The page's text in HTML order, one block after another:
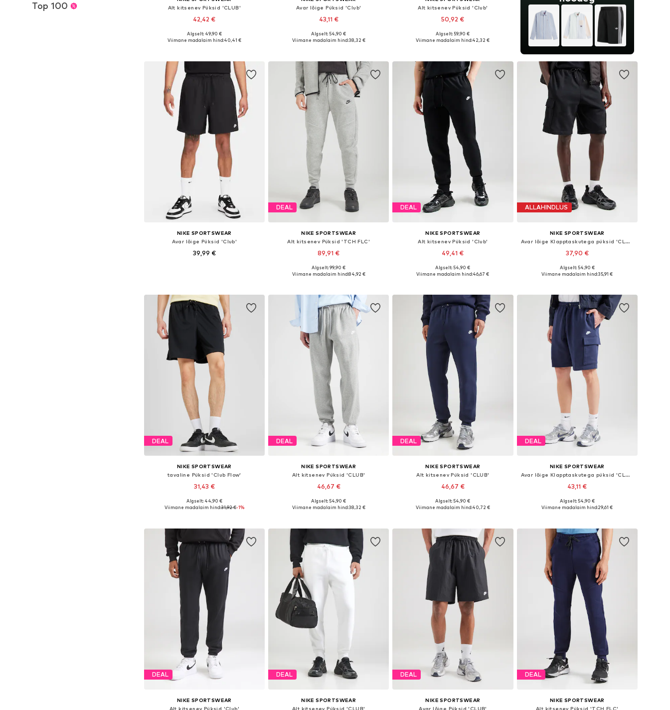
Top 100
Alt kitsenev Püksid 'CLUB'
42,42 €
Saadaval erinevates suurustes
Algselt: 49,90 €
Viimane madalaim hind:40,41 €
Avar lõige Püksid 'Club'
43,11 €
Saadaval erinevates suurustes
Algselt: 54,90 €
Viimane madalaim hind:38,32 €
Alt kitsenev Püksid 'Club'
50,92 €
Saadaval erinevates suurustes
Algselt: 59,90 €
Viimane madalaim hind:42,32 €
NIKE SPORTSWEAR
Avar lõige Püksid 'Club'
39,99 €
DEAL
NIKE SPORTSWEAR
Alt kitsenev Püksid 'TCH FLC'
89,91 €
+ 8
Saadaval erinevates suurustes
Algselt: 99,90 €
Viimane madalaim hind:84,92 €
DEAL
NIKE SPORTSWEAR
Alt kitsenev Püksid 'Club'
49,41 €
+ 6
Saadaval erinevates suurustes
Algselt: 54,90 €
Viimane madalaim hind:46,67 €
ALLAHINDLUS
NIKE SPORTSWEAR
Avar lõige Klapptaskutega püksid 'CLUB'
37,90 €
Saadaval erinevates suurustes
Algselt: 54,90 €
Viimane madalaim hind:35,91 €
DEAL
NIKE SPORTSWEAR
tavaline Püksid 'Club Flow'
31,43 €
Saadaval erinevates suurustes
Algselt: 44,90 €
Viimane madalaim hind:31,92 €-1%
DEAL
NIKE SPORTSWEAR
Alt kitsenev Püksid 'CLUB'
46,67 €
Saadaval erinevates suurustes
Algselt: 54,90 €
Viimane madalaim hind:38,32 €
DEAL
NIKE SPORTSWEAR
Alt kitsenev Püksid 'CLUB'
46,67 €
+ 6
Saadaval erinevates suurustes
Algselt: 54,90 €
Viimane madalaim hind:40,72 €
DEAL
NIKE SPORTSWEAR
Avar lõige Klapptaskutega püksid 'CLUB'
43,11 €
Saadaval erinevates suurustes
Algselt: 54,90 €
Viimane madalaim hind:29,61 €
DEAL
NIKE SPORTSWEAR
Alt kitsenev Püksid 'Club'
DEAL
NIKE SPORTSWEAR
Alt kitsenev Püksid 'CLUB'
DEAL
NIKE SPORTSWEAR
Avar lõige Püksid 'CLUB'
DEAL
NIKE SPORTSWEAR
Alt kitsenev Püksid 'TCH FLC'